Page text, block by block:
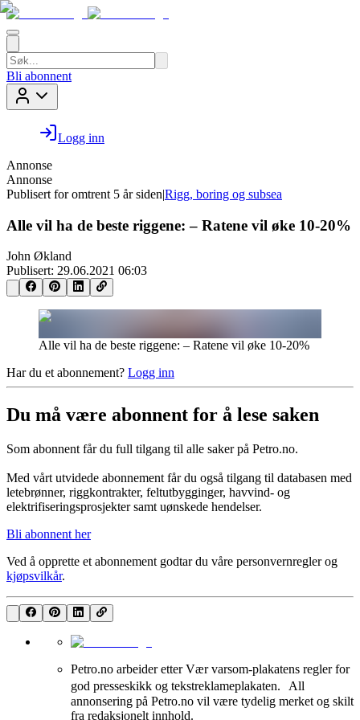
Bli abonnent
Logg inn
Annonse
Annonse
Publisert for omtrent 5 år siden|Rigg, boring og subsea
Alle vil ha de beste riggene: – Ratene vil øke 10-20%
John Økland
Publisert: 29.06.2021 06:03
Alle vil ha de beste riggene: – Ratene vil øke 10-20%
Har du et abonnement? Logg inn
Du må være abonnent for å lese saken
Som abonnent får du full tilgang til alle saker på Petro.no.
Med vårt utvidede abonnement får du også tilgang til databasen med
letebrønner, riggkontrakter, feltutbygginger, havvind- og
elektrifiseringsprosjekter samt uønskede hendelser.
Bli abonnent her
Ved å opprette et abonnement godtar du våre personvernreglerog
kjøpsvilkår.
Petro.no arbeider etter Vær varsom-plakatens regler for
god presseskikk og tekstreklameplakaten. All
annonsering på Petro.no vil være tydelig merket og skilt
fra redaksjonelt innhold.